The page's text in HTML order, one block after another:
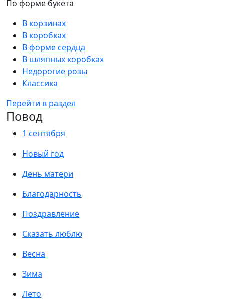
По форме букета
В корзинах
В коробках
В форме сердца
В шляпных коробках
Недорогие розы
Классика
Перейти в раздел
Повод
1 сентября
Новый год
День матери
Благодарность
Поздравление
Сказать люблю
Весна
Зима
Лето